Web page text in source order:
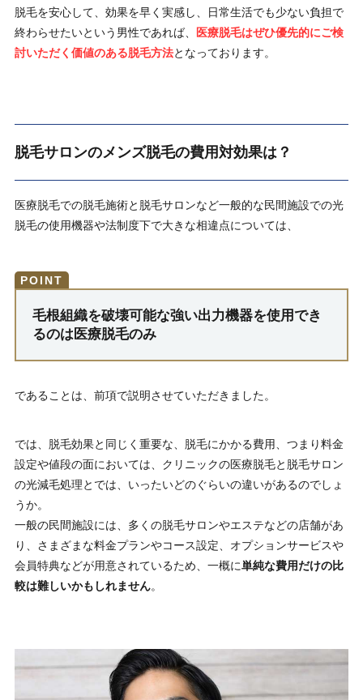
脱毛を安心して、効果を早く実感し、日常生活でも少ない負担で
終わらせたいという男性であれば、
医療脱毛はぜひ優先的にご検
討いただく価値のある脱毛方法となっております。
脱毛サロンのメンズ脱毛の費用対効果は？
医療脱毛での脱毛施術と脱毛サロンなど一般的な民間施設での光
脱毛の使用機器や法制度下で大きな相違点については、
毛根組織を破壊可能な強い出力機器を使用でき
るのは医療脱毛のみ
であることは、前項で説明させていただきました。
では、脱毛効果と同じく重要な、脱毛にかかる費用、つまり料金
設定や値段の面においては、クリニックの医療脱毛と脱毛サロン
の光減毛処理とでは、いったいどのぐらいの違いがあるのでしょ
うか。
一般の民間施設には、多くの脱毛サロンやエステなどの店舗があ
り、さまざまな料金プランやコース設定、オプションサービスや
会員特典などが用意されているため、一概に単純な費用だけの比
較は難しいかもしれません。